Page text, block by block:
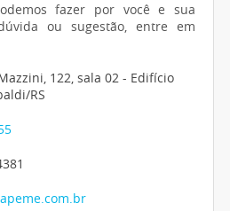
fazer por você e sua
ou sugestão, entre em
122, sala 02 - Edifício
RS